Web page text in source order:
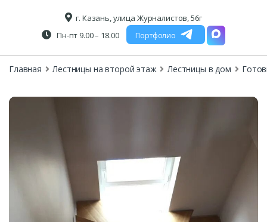
г. Казань, улица Журналистов, 56г
Пн-пт 9.00 – 18.00
Портфолио
Главная Лестницы на второй этаж Лестницы в дом